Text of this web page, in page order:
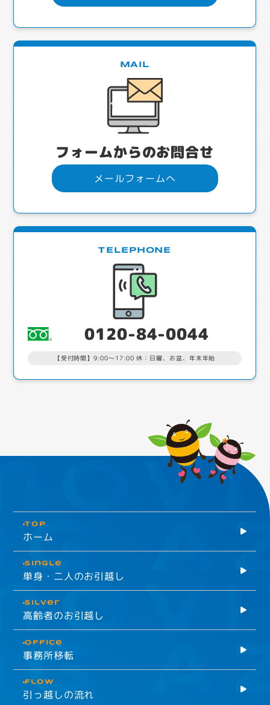
MAIL
フォームからのお問合せ
メールフォームへ
TELEPHONE
0120-84-0044
【受付時間】9:00～17:00 休：日曜、お盆、年末年始
TOP
ホーム
Single
単身・二人のお引越し
Silver
高齢者のお引越し
Office
事務所移転
Flow
引っ越しの流れ